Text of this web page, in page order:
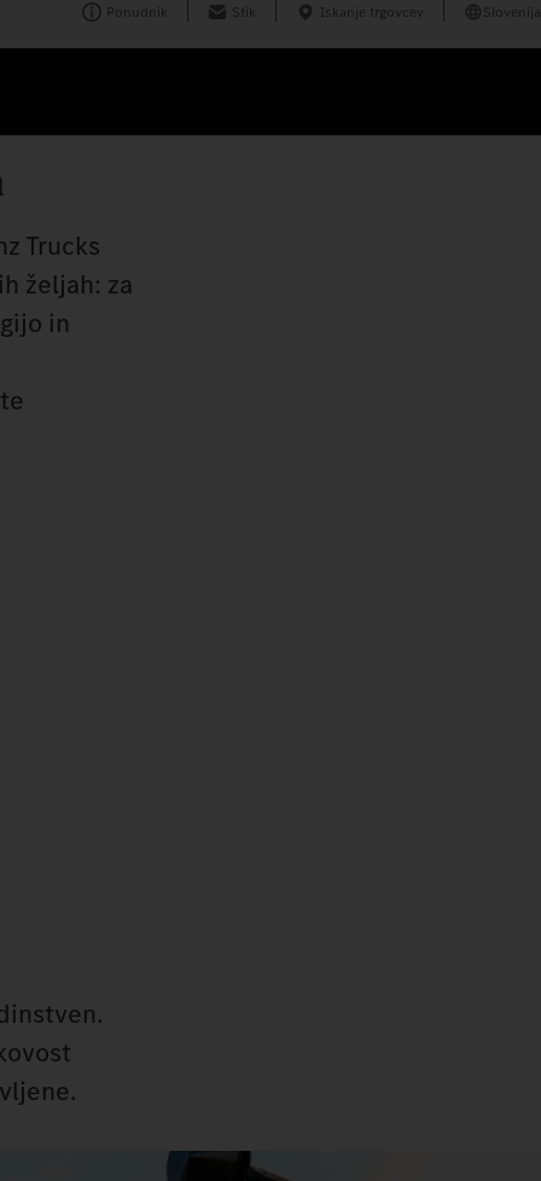
Ponudnik Stik Iskanje trgovcev Slovenija
Trucks
željah: za
in